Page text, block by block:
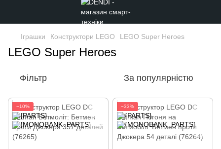
Іграшки Конструктори LEGO LEGO Super Heroes
LEGO Super Heroes
Фільтр За популярністю
−10% −33%